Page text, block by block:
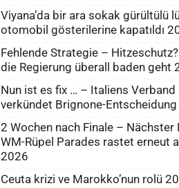
Viyana’da bir ara sokak gürültülü
otomobil gösterilerine kapatıldı
Fehlende Strategie –
die Regierung überall baden geht
Nun ist es fix … – Italiens Verband
verkündet Brignone-
2 Wochen nach Finale – Nächster
WM-Rüpel Parades rastet erneut
2026
Ceuta krizi ve Marokko’nun rolü